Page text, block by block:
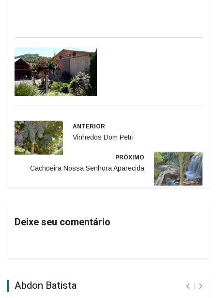
ANTERIOR
Vinhedos Dom Petri
PRÓXIMO
Cachoeira Nossa Senhora Aparecida
Deixe seu comentário
Abdon Batista